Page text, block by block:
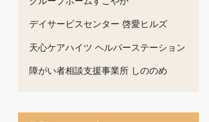
デイサービスセンター 啓愛ヒルズ
天心ケアハイツ ヘルパーステーション
障がい者相談支援事業所 しののめ